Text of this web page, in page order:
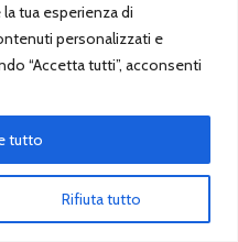
tua esperienza di
personalizzati e
“Accetta tutti”, acconsenti
Rifiuta tutto
tutto
oggi →
tu →